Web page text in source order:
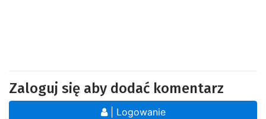
Zaloguj się aby dodać komentarz
| Logowanie